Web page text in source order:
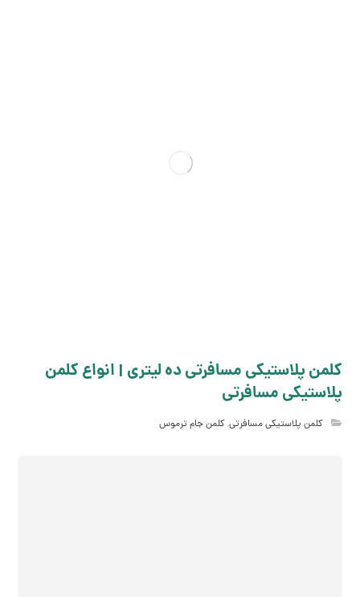
کلمن پلاستیکی مسافرتی ده لیتری | انواع کلمن
پلاستیکی مسافرتی
کلمن پلاستیکی مسافرتی,کلمن جام ترموس